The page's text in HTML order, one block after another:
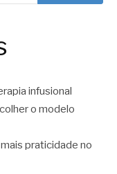
infusional
o modelo
praticidade no